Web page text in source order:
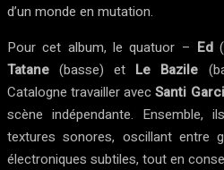
d’un monde en mutation.
Pour cet album, le quatuor – Ed
Tatane (basse) et Le Bazile
Catalogne travailler avecSanti
scène indépendante. Ensemble,
textures sonores, oscillant entre
électroniques subtiles, tout en